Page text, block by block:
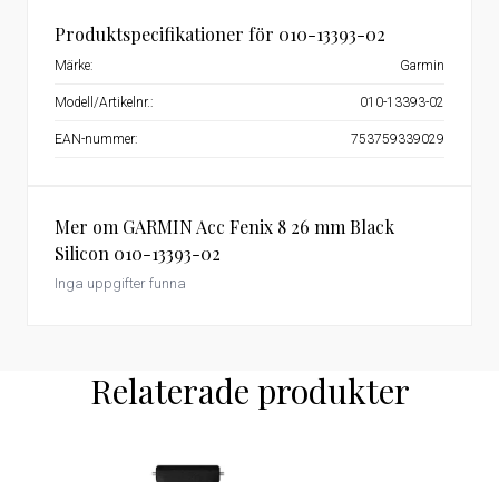
Mer om GARMIN Acc Fenix 8 26 mm Black
Silicon 010-13393-02
Inga uppgifter funna
Produktspecifikationer för 010-13393-02
Märke: Garmin
Modell/Artikelnr.: 010-13393-02
EAN-nummer: 753759339029
Relaterade produkter